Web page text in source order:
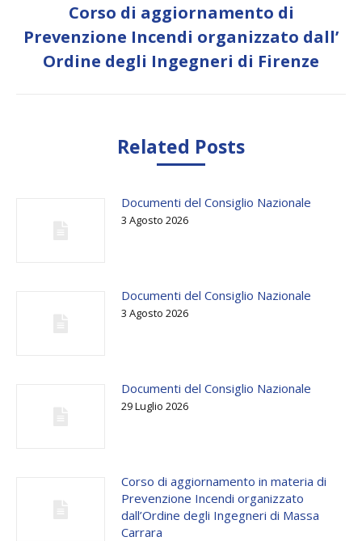
Next
Corso di aggiornamento di
Prevenzione Incendi organizzato dall’
Ordine degli Ingegneri di Firenze
Related Posts
Documenti del Consiglio Nazionale
3 Agosto 2026
Documenti del Consiglio Nazionale
3 Agosto 2026
Documenti del Consiglio Nazionale
29 Luglio 2026
Corso di aggiornamento in materia di
Prevenzione Incendi organizzato
dall’Ordine degli Ingegneri di Massa
Carrara